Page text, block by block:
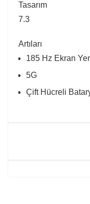
Tasarım
7.3
Artıları
185 Hz Ekran
5G
Çift Hücreli